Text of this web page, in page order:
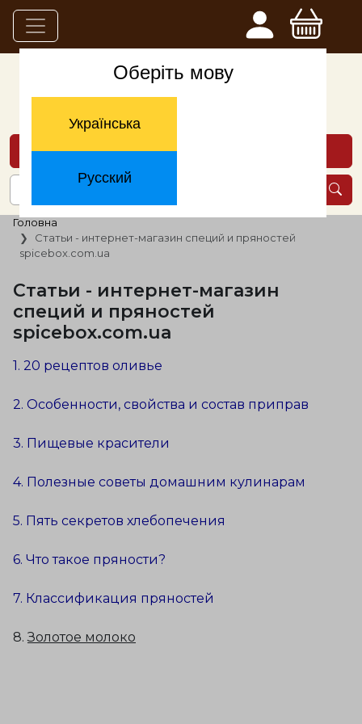
Каталог товаров
Головна
Статьи - интернет-магазин специй и пряностей
spicebox.com.ua
Статьи - интернет-магазин
специй и пряностей
spicebox.com.ua
1. 20 рецептов оливье
2. Особенности, свойства и состав приправ
3. Пищевые красители
4. Полезные советы домашним кулинарам
5. Пять секретов хлебопечения
6. Что такое пряности?
7. Классификация пряностей
8.Золотое молоко
Оберіть мову
Українська
Русский